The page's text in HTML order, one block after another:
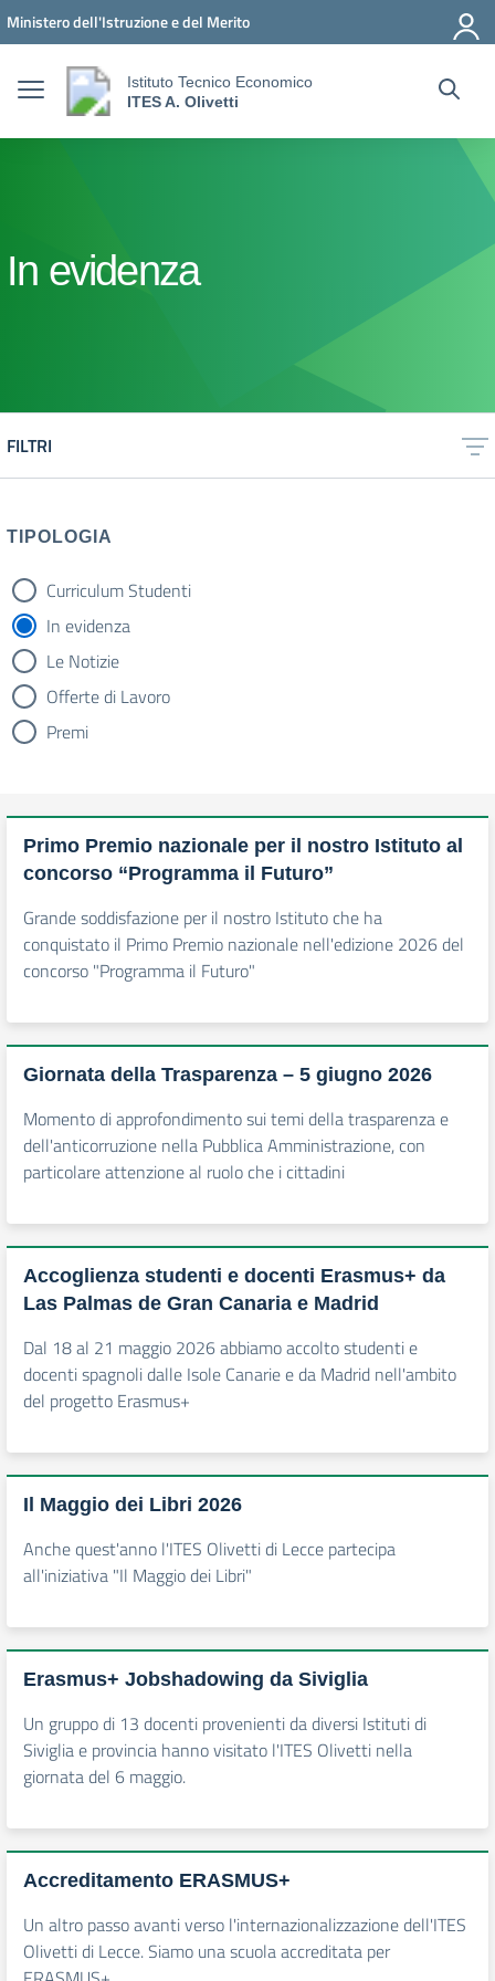
Vai ai contenuti
Vai al menu di navigazione
Vai al footer
Ministero dell'Istruzione e del Merito
Istituto Tecnico Economico
ITES A. Olivetti
In evidenza
FILTRI
TIPOLOGIA
tipologia di articoli
Curriculum Studenti
In evidenza
Le Notizie
Offerte di Lavoro
Premi
Primo Premio nazionale per il nostro Istituto al
concorso “Programma il Futuro”
Grande soddisfazione per il nostro Istituto che ha
conquistato il Primo Premio nazionale nell'edizione 2026 del
concorso "Programma il Futuro"
Giornata della Trasparenza – 5 giugno 2026
Momento di approfondimento sui temi della trasparenza e
dell'anticorruzione nella Pubblica Amministrazione, con
particolare attenzione al ruolo che i cittadini
Accoglienza studenti e docenti Erasmus+ da
Las Palmas de Gran Canaria e Madrid
Dal 18 al 21 maggio 2026 abbiamo accolto studenti e
docenti spagnoli dalle Isole Canarie e da Madrid nell'ambito
del progetto Erasmus+
Il Maggio dei Libri 2026
Anche quest'anno l'ITES Olivetti di Lecce partecipa
all'iniziativa "Il Maggio dei Libri"
Erasmus+ Jobshadowing da Siviglia
Un gruppo di 13 docenti provenienti da diversi Istituti di
Siviglia e provincia hanno visitato l'ITES Olivetti nella
giornata del 6 maggio.
Accreditamento ERASMUS+
Un altro passo avanti verso l'internazionalizzazione dell'ITES
Olivetti di Lecce. Siamo una scuola accreditata per